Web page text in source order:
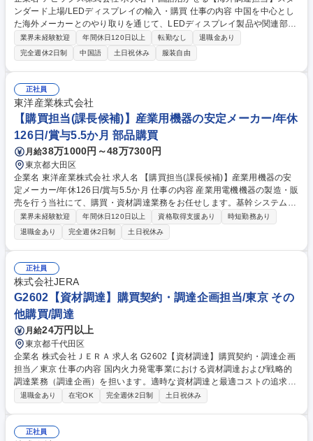
ンダード上場/LEDディスプレイの輸入・購買 仕事の内容 中国を中心とし
た海外メーカーとのやり取りを通じて、LEDディスプレイ製品や関連部材
の調達を担当。品質・コスト・納期(QCD)のバランスを意識しながら、製
品の安定供給に貢献する重要なポジションです。 ・中国を中心としたLED
メーカーとの折衝・交渉 ・発注、納期管理・調整 ・製品仕様や価格の確
認・見積取得 ・サンプル確認や品質チェックの対応 ★必要に応じて中国
の現地出張あり 募集職種 中国語活かせる【海外調達担当】スタンダード
上場/LEDディスプレイの輸入・購買
業界未経験歓迎 年間休日120日以上 転勤なし
退職金あり
完全週休2日制
中国語 土日祝休み 服装自由
正社員
東洋産業株式会社
【購買担当(課長候補)】産業用機器の安定メーカー/年休
126日/賞与5.5か月 部品購買
月給38万1000円～48万7300円
東京都大田区
企業名 東洋産業株式会社 求人名 【購買担当(課長候補)】産業用機器の安
定メーカー/年休126日/賞与5.5か月 仕事の内容 産業用電機機器の製造・販
売を行う当社にて、購買・資材調達業務をお任せします。基幹システムを
用いた発注・納期管理を中心に、将来的には資材部を牽引するマネジメン
ト業務への参画を期待します。 ■基幹システムを使用した発注・納期・在
庫管理業務 ■仕入先との価格調整・交渉（取引先はほぼ固定されており対
応しやすい） ■技術・製造部門等、社内関連部署との納期・工程調整 ■法
令順守（取適法等）の確認・承認、資料作成 ■チーム運営のサポート、メ
ンバーの業務進捗フォロー ■資材関連の事業計画立案・業務フロー改善の
提案 募集職種 【購買担当(課長候補)】産業用機器の安定メーカー/年休126
日/賞与5.5か月
業界未経験歓迎 年間休日120日以上 資格取得支援あり
時短勤務あり
退職金あり
完全週休2日制 土日祝休み
正社員
株式会社JERA
G2602【資材調達】購買契約・調達企画担当/東京 その
他購買/調達
月給24万円以上
東京都千代田区
企業名 株式会社ＪＥＲＡ 求人名 G2602【資材調達】購買契約・調達企画
担当／東京 仕事の内容 国内火力発電事業における資材調達および戦略的
調達業務（調達企画）を担います。適時な資材調達と最適コストの追求を
通じて、発電所の安定運営および当社の事業競争力強化に貢献するポジシ
払・会計処理 (2)戦略的調達：技術部門と協業したカテゴリー別中長期調
退職金あり 在宅OK 完全週休2日制 土日祝休み
正社員